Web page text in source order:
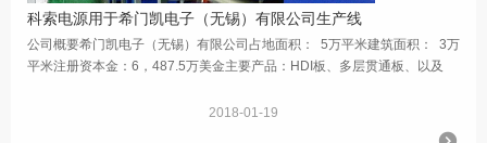
科索电源用于希门凯电子（无锡）有限公司生产线
公司概要希门凯电子（无锡）有限公司占地面积： 5万平米建筑面积： 3万
平米注册资本金：6，487.5万美金主要产品：HDI板、多层贯通板、以及
2018-01-19